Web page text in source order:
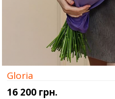
Gloria
16 200 грн.